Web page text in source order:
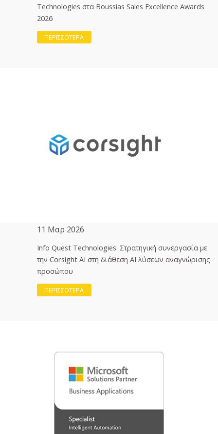
Technologies στα Boussias Sales Excellence Awards
2026
ΠΕΡΙΣΣΟΤΕΡΑ
11 Μαρ 2026
Info Quest Technologies: Στρατηγική συνεργασία με
την Corsight AI στη διάθεση ΑΙ λύσεων αναγνώρισης
προσώπου
ΠΕΡΙΣΣΟΤΕΡΑ